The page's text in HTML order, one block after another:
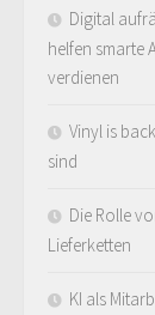
Digital
helfen smarte
verdienen
Vinyl is
sind
Die Rolle
Lieferketten
KI als